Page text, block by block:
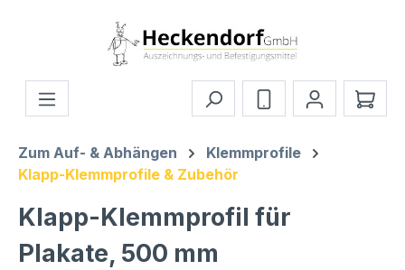
Zum Hauptinhalt springen
Zum Auf- & Abhängen
Klemmprofile
Klapp-Klemmprofile & Zubehör
Klapp-Klemmprofil für
Plakate, 500 mm